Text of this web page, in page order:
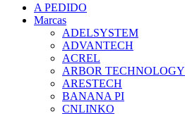
A PEDIDO
Marcas
ADELSYSTEM
ADVANTECH
ACREL
ARBOR TECHNOLOGY
ARESTECH
BANANA PI
CNLINKO